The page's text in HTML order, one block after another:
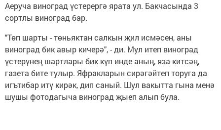
Аеруча виноград үстерергә ярата ул. Бакчасында 3
сортлы виноград бар.
"Төп шарты - төньяктан салкын җил исмәсен, аны
виноград бик авыр кичерә", - ди. Мул итеп виноград
үстерүнең шартлары бик күп инде аның, яза китсәң,
газета бите тулыр. Яфракларын сирәгәйтеп торуга да
игътибар итү кирәк, дип саный. Шул вакытта гына менә
шушы фотодагыча виноград җыеп алып була.